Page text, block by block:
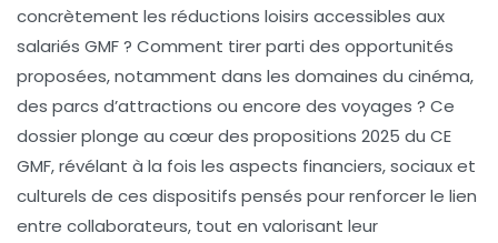
concrètement les réductions loisirs accessibles aux
salariés GMF ? Comment tirer parti des opportunités
proposées, notamment dans les domaines du cinéma,
des parcs d’attractions ou encore des voyages ? Ce
dossier plonge au cœur des propositions 2025 du CE
GMF, révélant à la fois les aspects financiers, sociaux et
culturels de ces dispositifs pensés pour renforcer le lien
entre collaborateurs, tout en valorisant leur